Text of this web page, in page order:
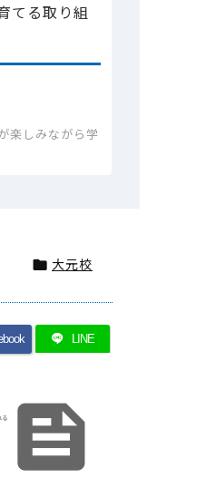
てる取り組
楽しみながら学
 大元校
LINE

る